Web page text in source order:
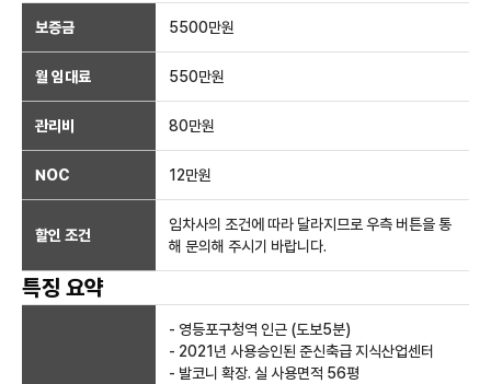
보증금 5500만원
월 임대료 550만원
관리비 80만원
NOC 12만원
할인 조건
임차사의 조건에 따라 달라지므로 우측 버튼을 통
해 문의해 주시기 바랍니다.
특징 요약
- 영등포구청역 인근 (도보5분)
- 2021년 사용승인된 준신축급 지식산업센터
- 발코니 확장. 실 사용면적 56평